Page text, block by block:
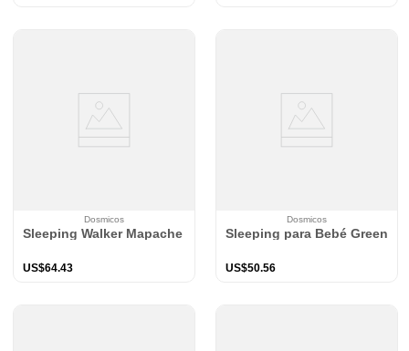
Dosmicos
Sleeping Walker Mapache TOG 2.5
US$64.43
Dosmicos
Sleeping para Bebé Green
US$50.56